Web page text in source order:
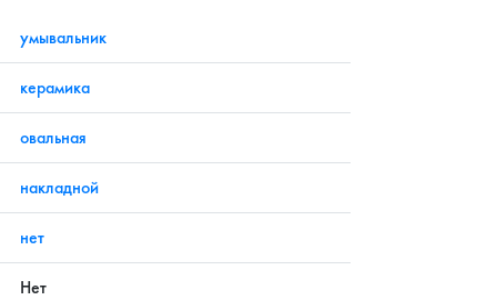
умывальник
керамика
овальная
накладной
нет
Нет